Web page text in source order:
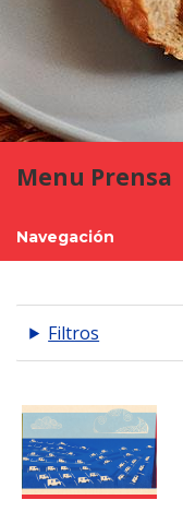
Menu Prensa
Navegación
Comunicados
Filtros